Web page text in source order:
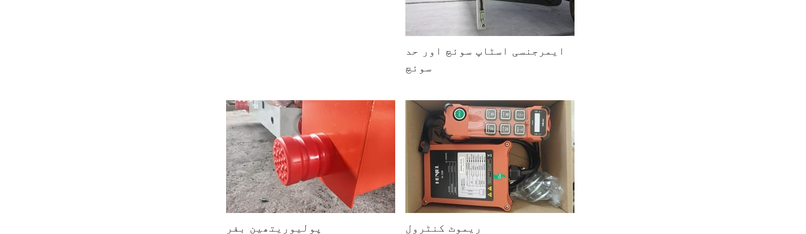
ایمرجنسی اسٹاپ سوئچ اور حد
سوئچ
پولیوریتھین بفر ریموٹ کنٹرول